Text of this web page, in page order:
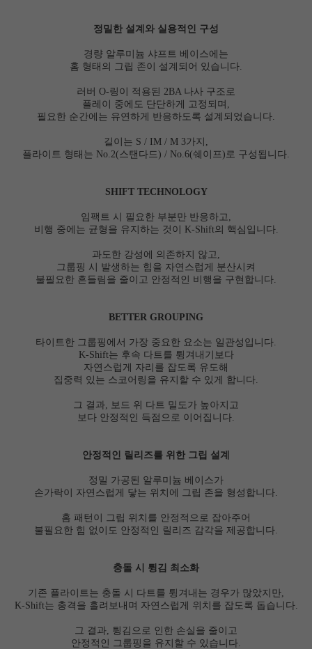
정밀한 설계와 실용적인 구성
경량 알루미늄 샤프트 베이스에는
홈 형태의 그립 존이 설계되어 있습니다.
러버 O-링이 적용된 2BA 나사 구조로
플레이 중에도 단단하게 고정되며,
필요한 순간에는 유연하게 반응하도록 설계되었습니다.
길이는 S / IM / M 3가지,
플라이트 형태는 No.2(스탠다드) / No.6(쉐이프)로 구성됩니다.
SHIFT TECHNOLOGY
임팩트 시 필요한 부분만 반응하고,
비행 중에는 균형을 유지하는 것이 K-Shift의 핵심입니다.
과도한 강성에 의존하지 않고,
그룹핑 시 발생하는 힘을 자연스럽게 분산시켜
불필요한 흔들림을 줄이고 안정적인 비행을 구현합니다.
BETTER GROUPING
타이트한 그룹핑에서 가장 중요한 요소는 일관성입니다.
K-Shift는 후속 다트를 튕겨내기보다
자연스럽게 자리를 잡도록 유도해
집중력 있는 스코어링을 유지할 수 있게 합니다.
그 결과, 보드 위 다트 밀도가 높아지고
보다 안정적인 득점으로 이어집니다.
안정적인 릴리즈를 위한 그립 설계
정밀 가공된 알루미늄 베이스가
손가락이 자연스럽게 닿는 위치에 그립 존을 형성합니다.
홈 패턴이 그립 위치를 안정적으로 잡아주어
불필요한 힘 없이도 안정적인 릴리즈 감각을 제공합니다.
충돌 시 튕김 최소화
기존 플라이트는 충돌 시 다트를 튕겨내는 경우가 많았지만,
K-Shift는 충격을 흘려보내며 자연스럽게 위치를 잡도록 돕습니다.
그 결과, 튕김으로 인한 손실을 줄이고
안정적인 그룹핑을 유지할 수 있습니다.